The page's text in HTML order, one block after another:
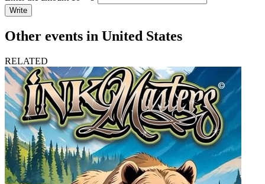
Write
Other events in United States
RELATED